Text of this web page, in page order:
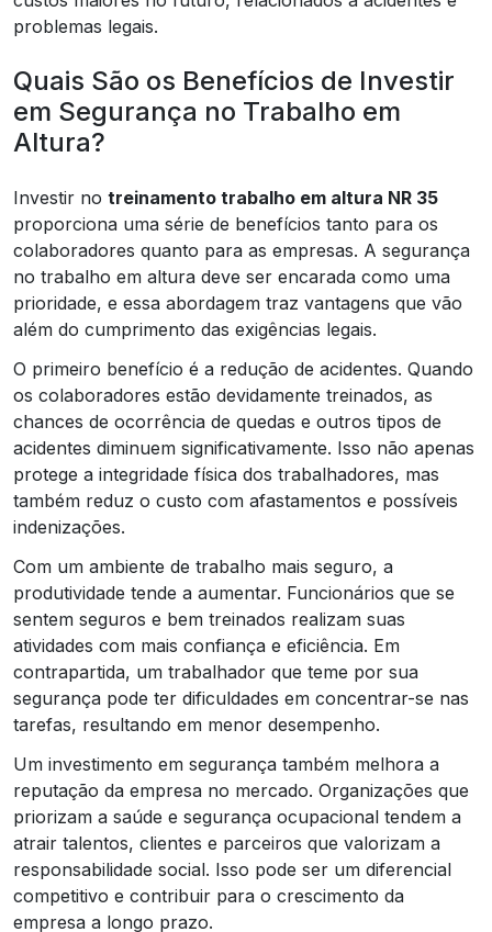
problemas legais.
Quais São os Benefícios de Investir
em Segurança no Trabalho em
Altura?
Investir no treinamento trabalho em altura NR 35
proporciona uma série de benefícios tanto para os
colaboradores quanto para as empresas. A segurança
no trabalho em altura deve ser encarada como uma
prioridade, e essa abordagem traz vantagens que vão
além do cumprimento das exigências legais.
O primeiro benefício é a redução de acidentes. Quando
os colaboradores estão devidamente treinados, as
chances de ocorrência de quedas e outros tipos de
acidentes diminuem significativamente. Isso não apenas
protege a integridade física dos trabalhadores, mas
também reduz o custo com afastamentos e possíveis
indenizações.
Com um ambiente de trabalho mais seguro, a
produtividade tende a aumentar. Funcionários que se
sentem seguros e bem treinados realizam suas
atividades com mais confiança e eficiência. Em
contrapartida, um trabalhador que teme por sua
segurança pode ter dificuldades em concentrar-se nas
tarefas, resultando em menor desempenho.
Um investimento em segurança também melhora a
reputação da empresa no mercado. Organizações que
priorizam a saúde e segurança ocupacional tendem a
atrair talentos, clientes e parceiros que valorizam a
responsabilidade social. Isso pode ser um diferencial
competitivo e contribuir para o crescimento da
empresa a longo prazo.